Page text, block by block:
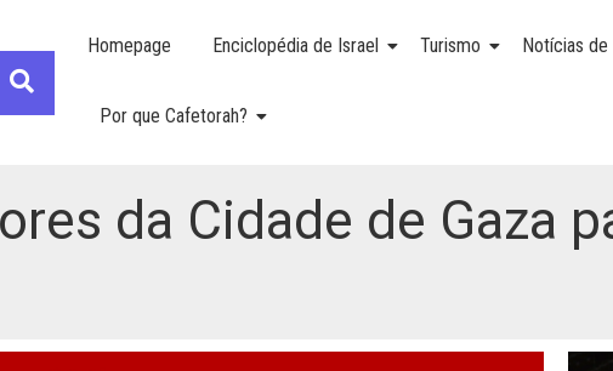
Homepage Enciclopédia de Israel Turismo Notícias de
Por que Cafetorah?
da Cidade de Gaza